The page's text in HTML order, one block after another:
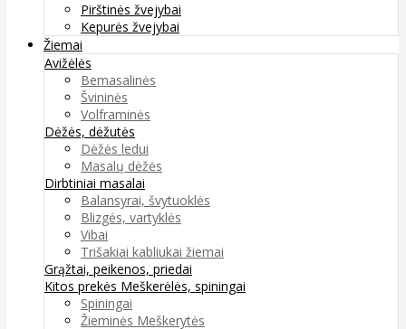
Pirštinės žvejybai
Kepurės žvejybai
Žiemai
Avižėlės
Bemasalinės
Švininės
Volframinės
Dėžės, dėžutės
Dėžės ledui
Masalų dėžės
Dirbtiniai masalai
Balansyrai, švytuoklės
Blizgės, vartyklės
Vibai
Trišakiai kabliukai žiemai
Grąžtai, peikenos, priedai
Kitos prekės Meškerėlės, spiningai
Spiningai
Žieminės Meškerytės